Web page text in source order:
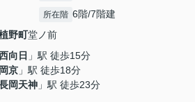
所在階 6階/7階建
野町堂ノ前
向日 」駅 徒歩15分
京 」駅 徒歩18分
岡天神 」駅 徒歩23分